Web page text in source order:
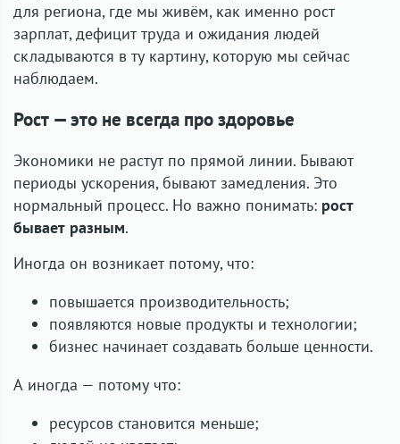
для региона, где мы живём, как именно рост
зарплат, дефицит труда и ожидания людей
складываются в ту картину, которую мы сейчас
наблюдаем.
Рост — это не всегда про здоровье
Экономики не растут по прямой линии. Бывают
периоды ускорения, бывают замедления. Это
нормальный процесс. Но важно понимать: рост
бывает разным.
Иногда он возникает потому, что:
повышается производительность;
появляются новые продукты и технологии;
бизнес начинает создавать больше ценности.
А иногда — потому что:
ресурсов становится меньше;